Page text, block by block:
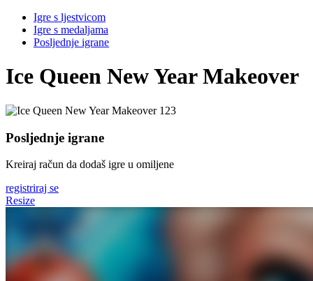
Igre s ljestvicom
Igre s medaljama
Posljednje igrane
Ice Queen New Year Makeover
Posljednje igrane
Kreiraj račun da dodaš igre u omiljene
registriraj se
Resize